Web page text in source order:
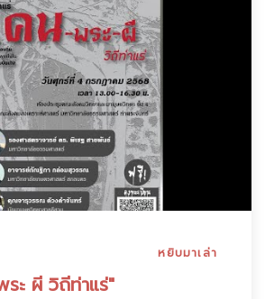
หยิบมาเล่า
ระ ผี วิถีท่าแร่"